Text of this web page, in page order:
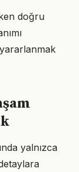
doğru
yalnızca